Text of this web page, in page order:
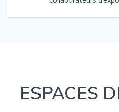
ESPACES